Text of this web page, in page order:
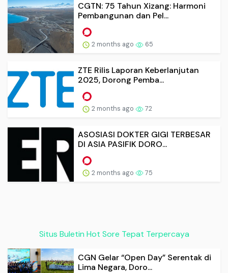
CGTN: 75 Tahun Xizang: Harmoni
Pembangunan dan Pel...
2 months ago 65
ZTE Rilis Laporan Keberlanjutan
2025, Dorong Pemba...
2 months ago 72
ASOSIASI DOKTER GIGI TERBESAR
DI ASIA PASIFIK DORO...
2 months ago 75
Situs Buletin Hot Sore Tepat Terpercaya
CGN Gelar “Open Day” Serentak di
Lima Negara, Doro...